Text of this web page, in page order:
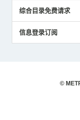
综合目录免费请求
信息登录订阅
©